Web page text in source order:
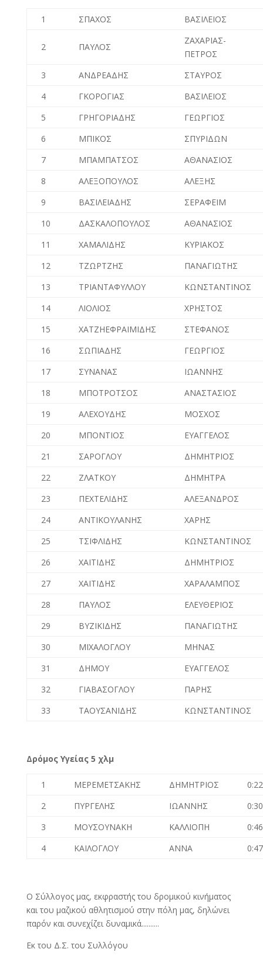
1 ΣΠΑΧΟΣ ΒΑΣΙΛΕΙΟΣ
2 ΠΑΥΛΟΣ
ΖΑΧΑΡΙΑΣ-
ΠΕΤΡΟΣ
3
ΑΝΔΡΕΑΔΗΣ
ΣΤΑΥΡΟΣ
4
ΓΚΟΡΟΓΙΑΣ
ΒΑΣΙΛΕΙΟΣ
5
ΓΡΗΓΟΡΙΑΔΗΣ
ΓΕΩΡΓΙΟΣ
6
ΜΠΙΚΟΣ
ΣΠΥΡΙΔΩΝ
7
ΜΠΑΜΠΑΤΣΟΣ
ΑΘΑΝΑΣΙΟΣ
8
ΑΛΕΞΟΠΟΥΛΟΣ
ΑΛΕΞΗΣ
9
ΒΑΣΙΛΕΙΑΔΗΣ
ΣΕΡΑΦΕΙΜ
10
ΔΑΣΚΑΛΟΠΟΥΛΟΣ
ΑΘΑΝΑΣΙΟΣ
11
ΧΑΜΑΛΙΔΗΣ
ΚΥΡΙΑΚΟΣ
12
ΤΖΩΡΤΖΗΣ
ΠΑΝΑΓΙΩΤΗΣ
13
ΤΡΙΑΝΤΑΦΥΛΛΟΥ
ΚΩΝΣΤΑΝΤΙΝΟΣ
14
ΛΙΟΛΙΟΣ
ΧΡΗΣΤΟΣ
15
ΧΑΤΖΗΕΦΡΑΙΜΙΔΗΣ
ΣΤΕΦΑΝΟΣ
16
ΣΩΠΙΑΔΗΣ
ΓΕΩΡΓΙΟΣ
17
ΣΥΝΑΝΑΣ
ΙΩΑΝΝΗΣ
18
ΜΠΟΤΡΟΤΣΟΣ
ΑΝΑΣΤΑΣΙΟΣ
19
ΑΛΕΧΟΥΔΗΣ
ΜΟΣΧΟΣ
20
ΜΠΟΝΤΙΟΣ
ΕΥΑΓΓΕΛΟΣ
21
ΣΑΡΟΓΛΟΥ
ΔΗΜΗΤΡΙΟΣ
22
ΖΛΑΤΚΟΥ
ΔΗΜΗΤΡΑ
23
ΠΕΧΤΕΛΙΔΗΣ
ΑΛΕΞΑΝΔΡΟΣ
24
ΑΝΤΙΚΟΥΛΑΝΗΣ
ΧΑΡΗΣ
25
ΤΣΙΦΛΙΔΗΣ
ΚΩΝΣΤΑΝΤΙΝΟΣ
26
ΧΑΙΤΙΔΗΣ
ΔΗΜΗΤΡΙΟΣ
27
ΧΑΙΤΙΔΗΣ
ΧΑΡΑΛΑΜΠΟΣ
28
ΠΑΥΛΟΣ
ΕΛΕΥΘΕΡΙΟΣ
29
ΒΥΖΙΚΙΔΗΣ
ΠΑΝΑΓΙΩΤΗΣ
30
ΜΙΧΑΛΟΓΛΟΥ
ΜΗΝΑΣ
31
ΔΗΜΟΥ
ΕΥΑΓΓΕΛΟΣ
32
ΓΙΑΒΑΣΟΓΛΟΥ
ΠΑΡΗΣ
33
ΤΑΟΥΣΑΝΙΔΗΣ ΚΩΝΣΤΑΝΤΙΝΟΣ
Δρόμος Υγείας 5 χλμ
1 ΜΕΡΕΜΕΤΣΑΚΗΣ ΔΗΜΗΤΡΙΟΣ
2
ΠΥΡΓΕΛΗΣ ΙΩΑΝΝΗΣ
3
ΜΟΥΣΟΥΝΑΚΗ ΚΑΛΛΙΟΠΗ
4
ΚΑΙΛΟΓΛΟΥ ΑΝΝΑ
Ο Σύλλογος μας, εκφραστής του δρομικού κινήματος
και του μαζικού αθλητισμού στην πόλη μας, δηλώνει
παρόν και συνεχίζει δυναμικά..........
Εκ του Δ.Σ. του Συλλόγου